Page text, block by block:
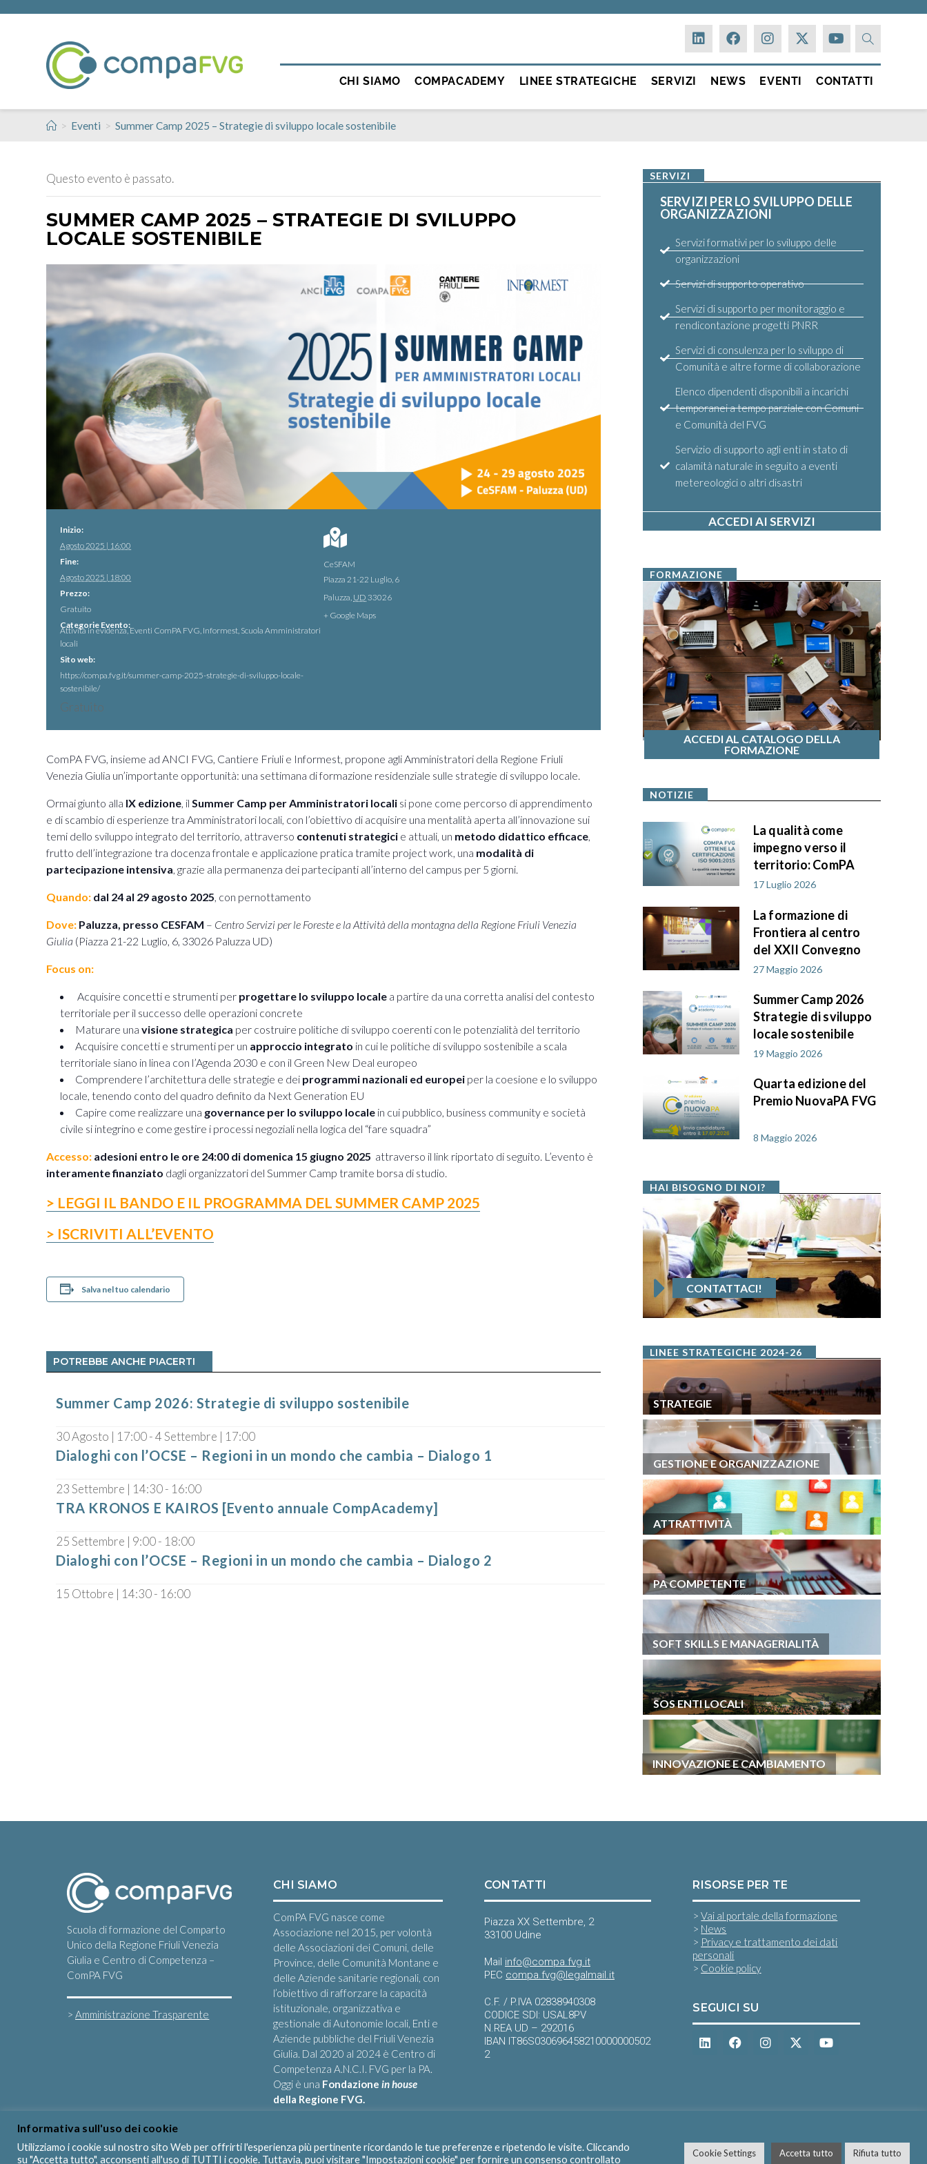
CHI SIAMO COMPACADEMY LINEE STRATEGICHE SERVIZI NEWS EVENTI CONTATTI
> Eventi > Summer Camp 2025 – Strategie di sviluppo locale sostenibile
Questo evento è passato.
SUMMER CAMP 2025 – STRATEGIE DI SVILUPPO
LOCALE SOSTENIBILE
Inizio:
Agosto 2025 | 16:00
Fine:
Agosto 2025 | 18:00
Prezzo:
Gratuito
Categorie Evento:
Attività in evidenza,Eventi ComPA FVG, Informest, Scuola Amministratori
locali
Sito web:
https://compa.fvg.it/summer-camp-2025-strategie-di-sviluppo-locale-
sostenibile/
CeSFAM
Piazza 21-22 Luglio, 6
Paluzza, UD 33026
+ Google Maps
Gratuito
ComPA FVG, insieme ad ANCI FVG, Cantiere Friuli e Informest, propone agli Amministratori della Regione Friuli
Venezia Giulia un’importante opportunità: una settimana di formazione residenziale sulle strategie di sviluppo locale.
Ormai giunto alla IX edizione, ilSummer Camp per Amministratori locali si pone come percorso di apprendimento
e di scambio di esperienze tra Amministratori locali, con l’obiettivo di acquisire una mentalità aperta all’innovazione sui
temi dello sviluppo integrato del territorio, attraverso contenuti strategici e attuali, un metodo didattico efficace,
frutto dell’integrazione tra docenza frontale e applicazione pratica tramite project work, una modalità di
partecipazione intensiva, grazie alla permanenza dei partecipanti all’interno del campus per 5 giorni.
Quando: dal 24 al 29 agosto 2025, con pernottamento
Dove: Paluzza, presso CESFAM – Centro Servizi per le Foreste e la Attività della montagna della Regione Friuli Venezia
Giulia (Piazza 21-22 Luglio, 6, 33026 Paluzza UD)
Focus on:
Acquisire concetti e strumenti per progettare lo sviluppo locale a partire da una corretta analisi del contesto
territoriale per il successo delle operazioni concrete
Maturare unavisione strategica per costruire politiche di sviluppo coerenti con le potenzialità del territorio
Acquisire concetti e strumenti per un approccio integrato in cui le politiche di sviluppo sostenibile a scala
territoriale siano in linea con l’Agenda 2030 e con il Green New Deal europeo
Comprendere l’architettura delle strategie e dei programmi nazionali ed europei per la coesione e lo sviluppo
locale, tenendo conto del quadro definito da Next Generation EU
Capire come realizzare una governance per lo sviluppo locale in cui pubblico, business community e società
civile si integrino e come gestire i processi negoziali nella logica del “fare squadra”
Accesso: adesioni entro le ore 24:00 di domenica 15 giugno 2025 attraverso il link riportato di seguito. L’evento è
interamente finanziato dagli organizzatori del Summer Camp tramite borsa di studio.
> LEGGI IL BANDO E IL PROGRAMMA DEL SUMMER CAMP 2025
> ISCRIVITI ALL’EVENTO
Salva nel tuo calendario
POTREBBE ANCHE PIACERTI
Summer Camp 2026: Strategie di sviluppo sostenibile
30 Agosto | 17:00-4 Settembre | 17:00
Dialoghi con l’OCSE – Regioni in un mondo che cambia – Dialogo 1
23 Settembre | 14:30- 16:00
TRA KRONOS E KAIROS [Evento annuale CompAcademy]
25 Settembre | 9:00- 18:00
Dialoghi con l’OCSE – Regioni in un mondo che cambia – Dialogo 2
15 Ottobre | 14:30- 16:00
SERVIZI
SERVIZI PER LO SVILUPPO DELLE
ORGANIZZAZIONI
Servizi formativi per lo sviluppo delle
organizzazioni
Servizi di supporto operativo
Servizi di supporto per monitoraggio e
rendicontazione progetti PNRR
Servizi di consulenza per lo sviluppo di
Comunità e altre forme di collaborazione
Elenco dipendenti disponibili a incarichi
temporanei a tempo parziale con Comuni
e Comunità del FVG
Servizio di supporto agli enti in stato di
calamità naturale in seguito a eventi
metereologici o altri disastri
ACCEDI AI SERVIZI
FORMAZIONE
ACCEDI AL CATALOGO DELLA
FORMAZIONE
NOTIZIE
La qualità come
impegno verso il
territorio: ComPA
FVG ottiene la
9001:2015
17 Luglio 2026
La formazione di
Frontiera al centro
del XXII Convegno
AIF PA in FVG
27 Maggio 2026
Summer Camp 2026
Strategie di sviluppo
locale sostenibile
19 Maggio 2026
Quarta edizione del
Premio NuovaPA FVG
8 Maggio 2026
HAI BISOGNO DI NOI?
CONTATTACI!
LINEE STRATEGICHE 2024-26
STRATEGIE
GESTIONE E ORGANIZZAZIONE
ATTRATTIVITÀ
PA COMPETENTE
SOFT SKILLS E MANAGERIALITÀ
SOS ENTI LOCALI
INNOVAZIONE E CAMBIAMENTO
Scuola di formazione del Comparto
Unico della Regione Friuli Venezia
Giulia e Centro di Competenza –
ComPA FVG
>Amministrazione Trasparente
CHI SIAMO
ComPA FVG nasce come
Associazione nel 2015, per volontà
delle Associazioni dei Comuni, delle
Province, delle Comunità Montane e
delle Aziende sanitarie regionali, con
l’obiettivo di rafforzare la capacità
istituzionale, organizzativa e
gestionale di Autonomie locali, Enti e
Aziende pubbliche del Friuli Venezia
Giulia. Dal 2020 al 2024 è Centro di
Competenza A.N.C.I. FVG per la PA.
Oggi è una Fondazionein house
della Regione FVG.
CONTATTI
Piazza XX Settembre, 2
33100 Udine
Mail info@compa.fvg.it
PEC compa.fvg@legalmail.it
C.F. / P.IVA 02838940308
CODICE SDI: USAL8PV
N.REA UD – 292016
IBAN IT86S030696458210000000502
2
RISORSE PER TE
>Vai al portale della formazione
> News
> Privacy e trattamento dei dati
personali
> Cookie policy
SEGUICI SU
Informativa sull'uso dei cookie
Utilizziamo i cookie sul nostro sito Web per offrirti l'esperienza più pertinente ricordando le tue preferenze e ripetendo le visite. Cliccando
su "Accetta tutto", acconsenti all'uso di TUTTI i cookie. Tuttavia, puoi visitare "Impostazioni cookie" per fornire un consenso controllato
Cookie Settings Accetta tutto Rifiuta tutto